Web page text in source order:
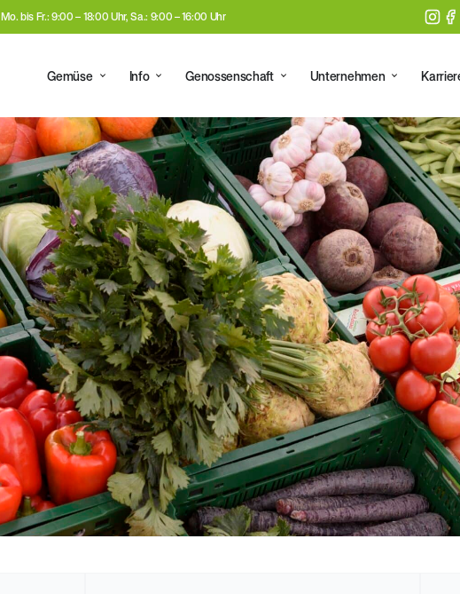
Mo. bis Fr.: 9:00 – 18:00 Uhr, Sa.: 9:00 – 16:00 Uhr
Gemüse Info Genossenschaft Unternehmen